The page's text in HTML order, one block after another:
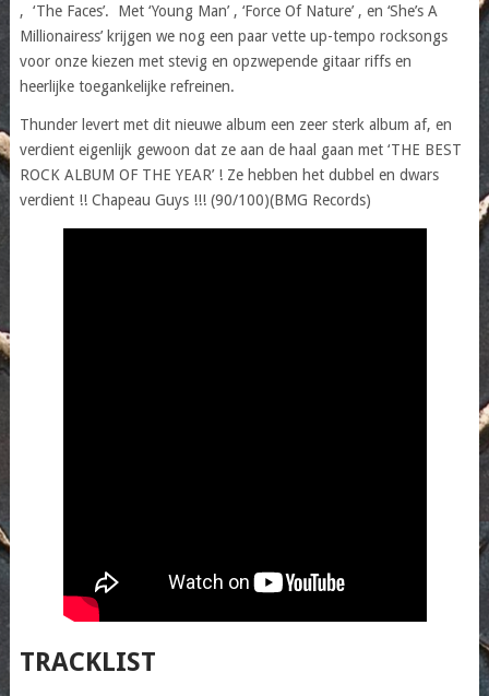
, ‘The Faces’. Met ‘Young Man’ , ‘Force Of Nature’ , en ‘She’s A
Millionairess’ krijgen we nog een paar vette up-tempo rocksongs
voor onze kiezen met stevig en opzwepende gitaar riffs en
heerlijke toegankelijke refreinen.
Thunder levert met dit nieuwe album een zeer sterk album af, en
verdient eigenlijk gewoon dat ze aan de haal gaan met ‘THE BEST
ROCK ALBUM OF THE YEAR’ ! Ze hebben het dubbel en dwars
verdient !! Chapeau Guys !!! (90/100)(BMG Records)
TRACKLIST